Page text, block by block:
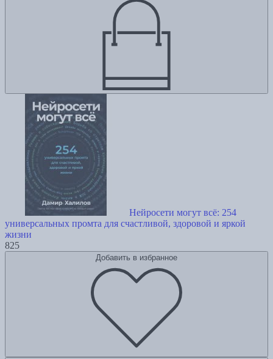
Нейросети могут всё: 254
универсальных промта для счастливой, здоровой и яркой
жизни
825
Добавить в избранное